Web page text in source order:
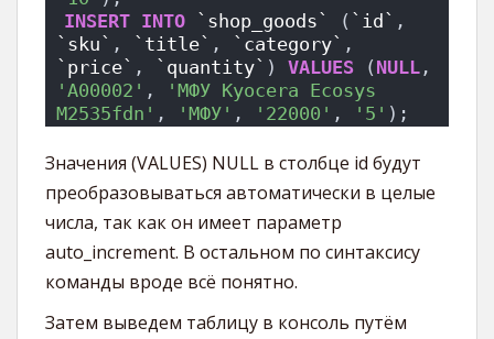
INSERT INTO `shop_goods` ( `id`
`sku` , `title` , `category`
`price` , `quantity` ) VALUES ( NULL
'A00002' ,
'МФУ Kyocera Ecosys
M2535fdn' , 'МФУ' , '22000' , '5' );
Значения (VALUES) NULL в столбце id будут
преобразовываться автоматически в целые
числа, так как он имеет параметр
auto_increment. В остальном по синтаксису
команды вроде всё понятно.
Затем выведем таблицу в консоль путём